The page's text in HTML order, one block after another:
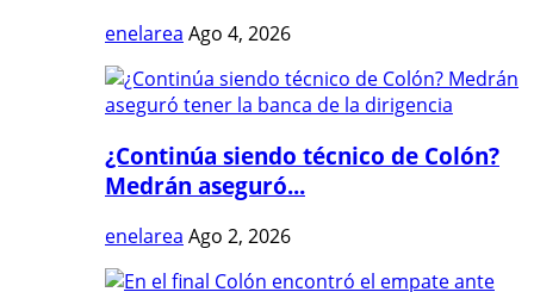
enelarea Ago 4, 2026
¿Continúa siendo técnico de Colón?
Medrán aseguró...
enelarea Ago 2, 2026